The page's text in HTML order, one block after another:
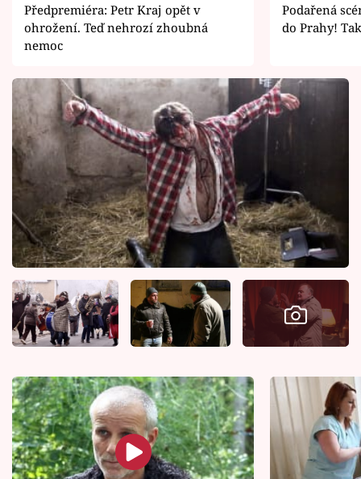
Předpremiéra: Petr Kraj opět v
ohrožení. Teď nehrozí zhoubná
nemoc
Podařená
do Prahy!